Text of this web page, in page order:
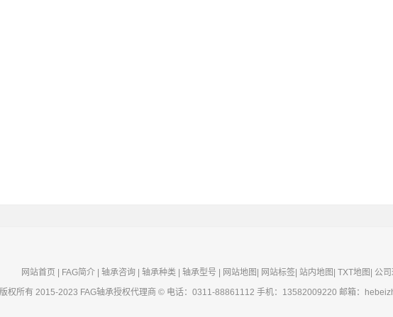
网站首页 | FAG简介 | 轴承咨询 | 轴承种类 | 轴承型号 | 网站地图 | 网站标签| 站内地图 | TXT地图 | 公
版权所有 2015-2023 FAG轴承授权代理商 © 电话：0311-88861112 手机：13582009220 邮箱：